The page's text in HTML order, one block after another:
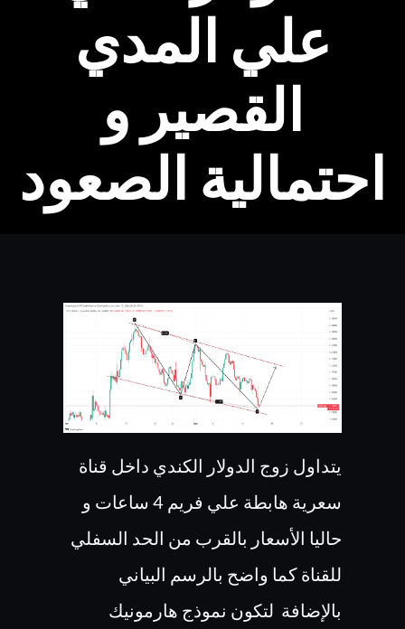
علي المدي
القصير و
احتمالية الصعود
يتداول زوج الدولار الكندي داخل قناة
سعرية هابطة علي فريم 4 ساعات و
حاليا الأسعار بالقرب من الحد السفلي
للقناة كما واضح بالرسم البياني
بالإضافة لتكون نموذج هارمونيك